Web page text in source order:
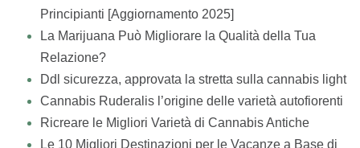
Principianti [Aggiornamento 2025]
La Marijuana Può Migliorare la Qualità della Tua
Relazione?
Ddl sicurezza, approvata la stretta sulla cannabis light
Cannabis Ruderalis l’origine delle varietà autofiorenti
Ricreare le Migliori Varietà di Cannabis Antiche
Le 10 Migliori Destinazioni per le Vacanze a Base di